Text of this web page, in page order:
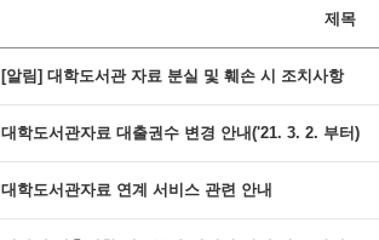
제목
[알림] 대학도서관 자료 분실 및 훼손 시 조치사항
대학도서관자료 대출권수 변경 안내('21. 3. 2. 부터)
대학도서관자료 연계 서비스 관련 안내